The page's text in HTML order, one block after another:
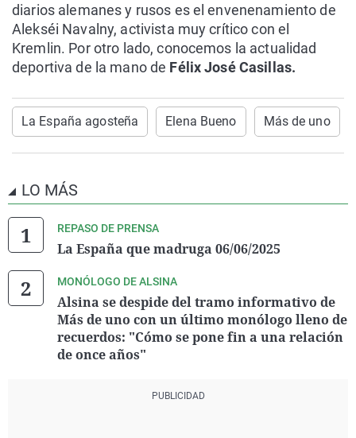
diarios alemanes y rusos es el envenenamiento de
Alekséi Navalny, activista muy crítico con el
Kremlin. Por otro lado, conocemos la actualidad
deportiva de la mano de Félix José Casillas.
La España agosteña Elena Bueno Más de uno
LO MÁS
REPASO DE PRENSA
La España que madruga 06/06/2025
MONÓLOGO DE ALSINA
Alsina se despide del tramo informativo de
Más de uno con un último monólogo lleno de
recuerdos: "Cómo se pone fin a una relación
de once años"